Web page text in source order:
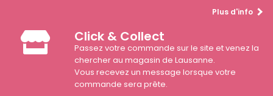
Plus d'info
Click & Collect
Passez votre commande sur le site et venez la
chercher au magasin de Lausanne.
Vous recevez un message lorsque votre
commande sera prête.